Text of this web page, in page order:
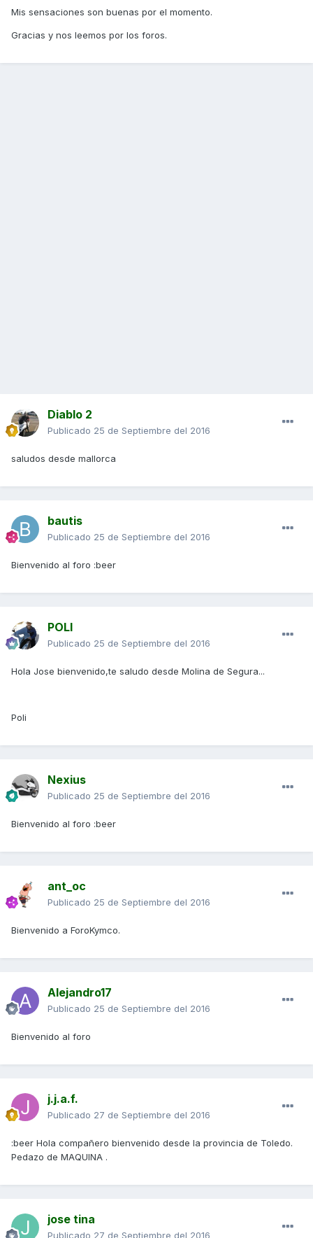
Mis sensaciones son buenas por el momento.
Gracias y nos leemos por los foros.
Diablo 2
Publicado 25 de Septiembre del 2016
saludos desde mallorca
bautis
Publicado 25 de Septiembre del 2016
Bienvenido al foro :beer
POLI
Publicado 25 de Septiembre del 2016
Hola Jose bienvenido,te saludo desde Molina de Segura...
Poli
Nexius
Publicado 25 de Septiembre del 2016
Bienvenido al foro :beer
ant_oc
Publicado 25 de Septiembre del 2016
Bienvenido a ForoKymco.
Alejandro17
Publicado 25 de Septiembre del 2016
Bienvenido al foro
j.j.a.f.
Publicado 27 de Septiembre del 2016
:beer Hola compañero bienvenido desde la provincia de Toledo.
Pedazo de MAQUINA .
jose tina
Publicado 27 de Septiembre del 2016